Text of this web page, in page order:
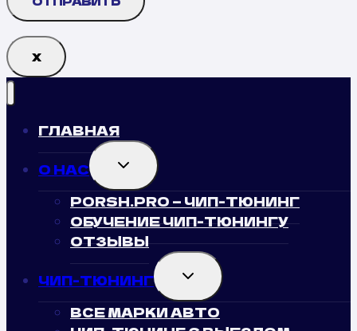
Х
ГЛАВНАЯ
О НАС TOGGLE
CHILD
MENU
PORSH.PRO — ЧИП-ТЮНИНГ
ОБУЧЕНИЕ ЧИП-ТЮНИНГУ
ОТЗЫВЫ
ЧИП-ТЮНИНГ TOGGLE
CHILD
MENU
ВСЕ МАРКИ АВТО